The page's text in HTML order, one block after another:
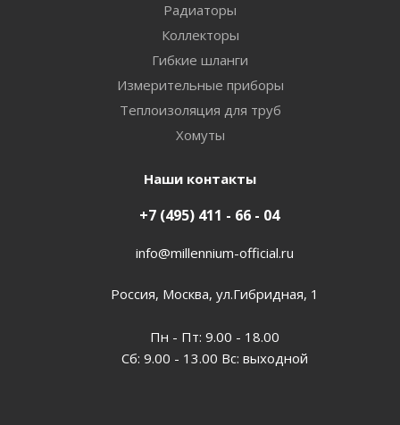
Радиаторы
Коллекторы
Гибкие шланги
Измерительные приборы
Теплоизоляция для труб
Хомуты
Наши контакты
+7 (495) 411 - 66 - 04
info@millennium-official.ru
Россия, Москва, ул.Гибридная, 1
Пн - Пт: 9.00 - 18.00
Сб: 9.00 - 13.00 Вс: выходной